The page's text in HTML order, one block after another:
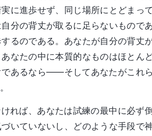
に進歩せず、同じ場所にとどまっ
分の背丈が取るに足らないもので
るのである。あなたが自分の背丈
なたの中に本質的なものはほとん
あるなら――そしてあなたがこれ
れば、あなたは試練の最中に必ず
いていないし、どのような手段で